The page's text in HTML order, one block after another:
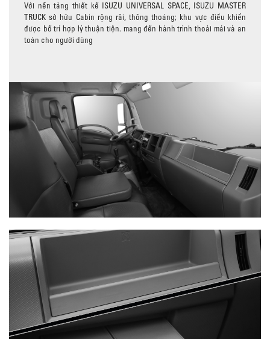
Với nền tảng thiết kế ISUZU UNIVERSAL SPACE, ISUZU MASTER
TRUCK sở hữu Cabin rộng rãi, thông thoáng; khu vực điều khiển
được bố trí hợp lý thuận tiện. mang đến hành trình thoải mái và an
toàn cho người dùng